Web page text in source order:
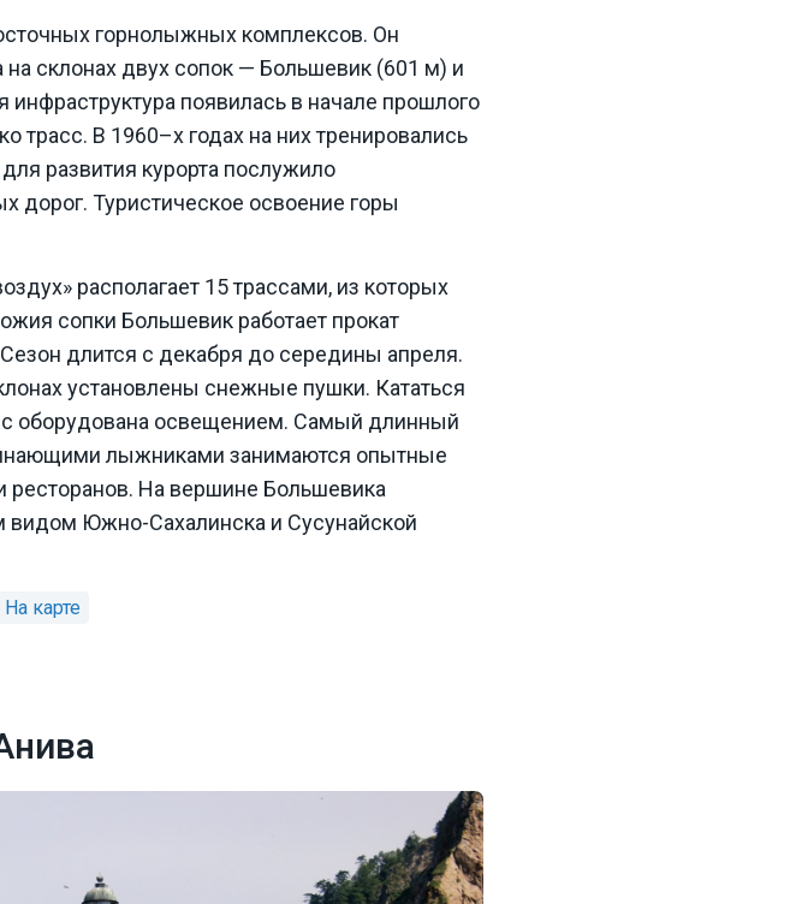
горнолыжных комплексов. Он
склонах двух сопок — Большевик (601 м) и
появилась в начале прошлого
трасс. В 1960–х годах на них тренировались
развития курорта послужило
дорог. Туристическое освоение горы
располагает 15 трассами, из которых
сопки Большевик работает прокат
длится с декабря до середины апреля.
установлены снежные пушки. Кататься
оборудована освещением. Самый длинный
лыжниками занимаются опытные
ресторанов. На вершине Большевика
Южно-Сахалинска и Сусунайской